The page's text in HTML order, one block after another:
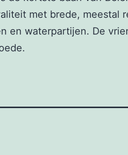
met brede, meestal
en waterpartijen. De